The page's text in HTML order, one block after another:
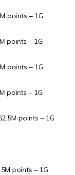
points – 1G
points – 1G
points – 1G
points – 1G
points – 1G
points – 1G